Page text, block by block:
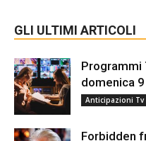
GLI ULTIMI ARTICOLI
Programmi
domenica
Anticipazioni Tv
Forbidden